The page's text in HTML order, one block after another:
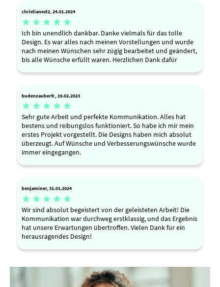
christianest2, 24.01.2024
    
Ich bin unendlich dankbar. Danke vielmals für das tolle
Design. Es war alles nach meinen Vorstellungen und wurde
nach meinen Wünschen sehr zügig bearbeitet und geändert,
bis alle Wünsche erfüllt waren. Herzlichen Dank dafür
budenzauberfc, 19.02.2023
    
Sehr gute Arbeit und perfekte Kommunikation. Alles hat
bestens und reibungslos funktioniert. So habe ich mir mein
erstes Projekt vorgestellt. Die Designs haben mich absolut
überzeugt. Auf Wünsche und Verbesserungswünsche wurde
immer eingegangen.
benjaminer, 31.01.2024
    
Wir sind absolut begeistert von der geleisteten Arbeit! Die
Kommunikation war durchweg erstklassig, und das Ergebnis
hat unsere Erwartungen übertroffen. Vielen Dank für ein
herausragendes Design!